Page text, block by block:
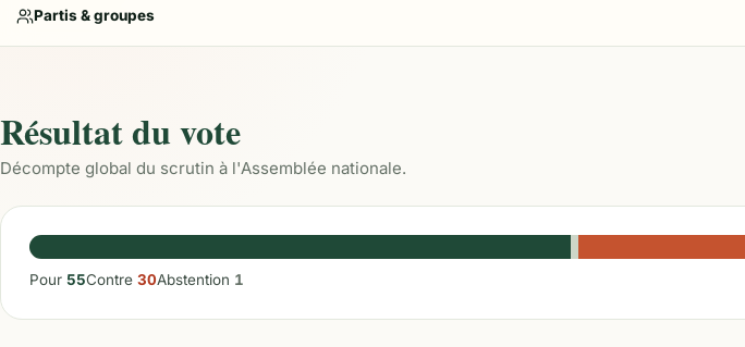
Partis & groupes
Résultat du vote
Décompte global du scrutin à l'Assemblée nationale.
Pour 55Contre 30Abstention 1